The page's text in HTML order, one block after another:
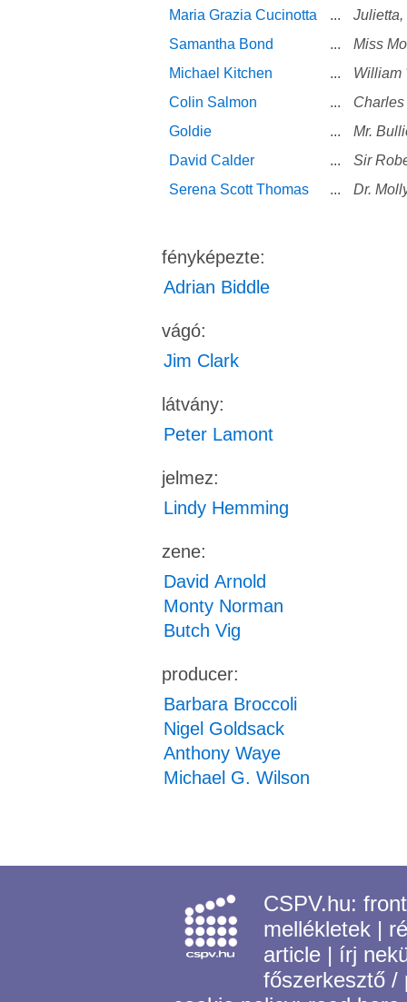
Maria Grazia Cucinotta
...
Julietta,
Samantha Bond
...
Miss
Michael Kitchen
...
William
Colin Salmon
...
Goldie
...
Mr.
David Calder
...
Sir
Serena Scott Thomas
... Dr.
fényképezte:
Adrian Biddle
vágó:
Jim Clark
látvány:
Peter Lamont
jelmez:
Lindy Hemming
zene:
David Arnold
Monty Norman
Butch Vig
producer:
Barbara Broccoli
Nigel Goldsack
Anthony Waye
Michael G. Wilson
CSPV.hu:
mellékletek |
article | írj
főszerkesztő